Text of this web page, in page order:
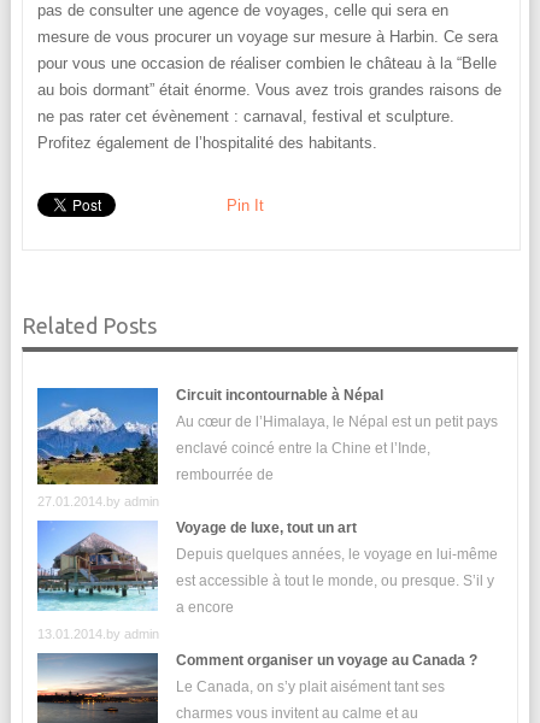
pas de consulter une agence de voyages, celle qui sera en
mesure de vous procurer un voyage sur mesure à Harbin. Ce sera
pour vous une occasion de réaliser combien le château à la “Belle
au bois dormant” était énorme. Vous avez trois grandes raisons de
ne pas rater cet évènement : carnaval, festival et sculpture.
Profitez également de l’hospitalité des habitants.
Pin It
Related Posts
Circuit incontournable à Népal
Au cœur de l’Himalaya, le Népal est un petit pays
enclavé coincé entre la Chine et l’Inde,
rembourrée de
27.01.2014.by admin
Voyage de luxe, tout un art
Depuis quelques années, le voyage en lui-même
est accessible à tout le monde, ou presque. S’il y
a encore
13.01.2014.by admin
Comment organiser un voyage au Canada ?
Le Canada, on s’y plait aisément tant ses
charmes vous invitent au calme et au